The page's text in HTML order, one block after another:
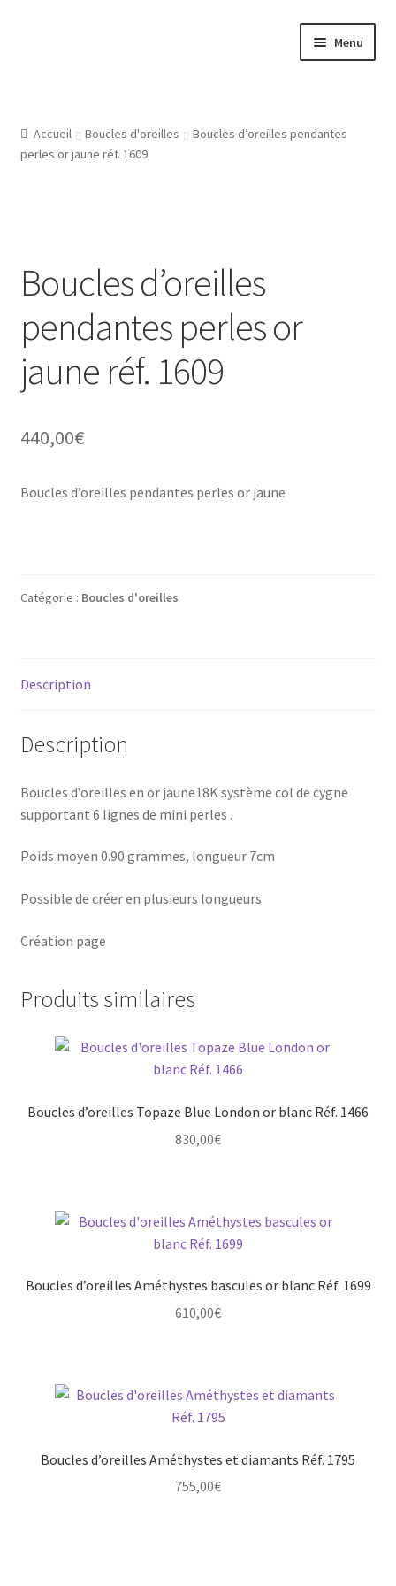
Menu
Atelier
Gravure Bijoux, Bagues, Pendentifs, Bracelets, Les Modeles
De Gravures
L’Atelier De Bijouterie Et Joaillerie
Wishlist
Accueil Boucles d'oreilles
Boucles d’oreilles pendantes
perles or jaune réf. 1609
Boucles d’oreilles
pendantes perles or
jaune réf. 1609
440,00€
Boucles d’oreilles pendantes perles or jaune
Catégorie : Boucles d'oreilles
Description
Description
Boucles d’oreilles en or jaune18K système col de cygne
supportant 6 lignes de mini perles .
Poids moyen 0.90 grammes, longueur 7cm
Possible de créer en plusieurs longueurs
Création page
Produits similaires
Boucles d’oreilles Topaze Blue London or blanc Réf. 1466
830,00€
Boucles d’oreilles Améthystes bascules or blanc Réf. 1699
610,00€
Boucles d’oreilles Améthystes et diamants Réf. 1795
755,00€